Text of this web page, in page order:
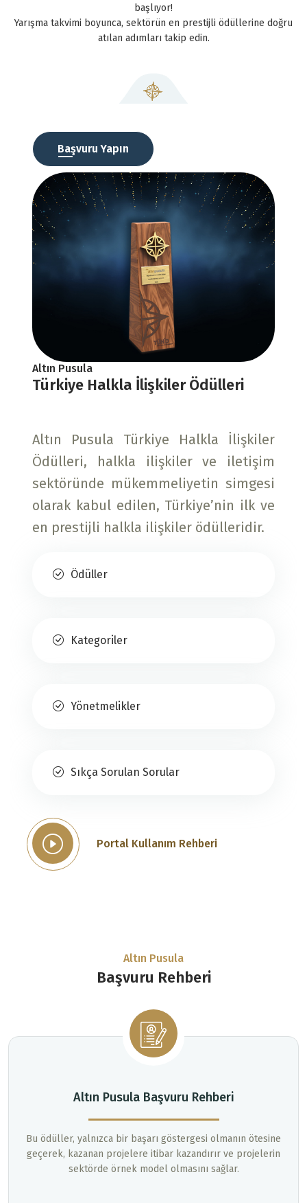
başlıyor!
Yarışma takvimi boyunca, sektörün en prestijli ödüllerine doğru
atılan adımları takip edin.
Başvuru Yapın
Altın Pusula
Türkiye Halkla İlişkiler Ödülleri
Altın Pusula Türkiye Halkla İlişkiler
Ödülleri, halkla ilişkiler ve iletişim
sektöründe mükemmeliyetin simgesi
olarak kabul edilen, Türkiye’nin ilk ve
en prestijli halkla ilişkiler ödülleridir.
Ödüller
Kategoriler
Yönetmelikler
Sıkça Sorulan Sorular
Portal Kullanım Rehberi
Altın Pusula
Başvuru Rehberi
Altın Pusula Başvuru Rehberi
Bu ödüller, yalnızca bir başarı göstergesi olmanın ötesine
geçerek, kazanan projelere itibar kazandırır ve projelerin
sektörde örnek model olmasını sağlar.